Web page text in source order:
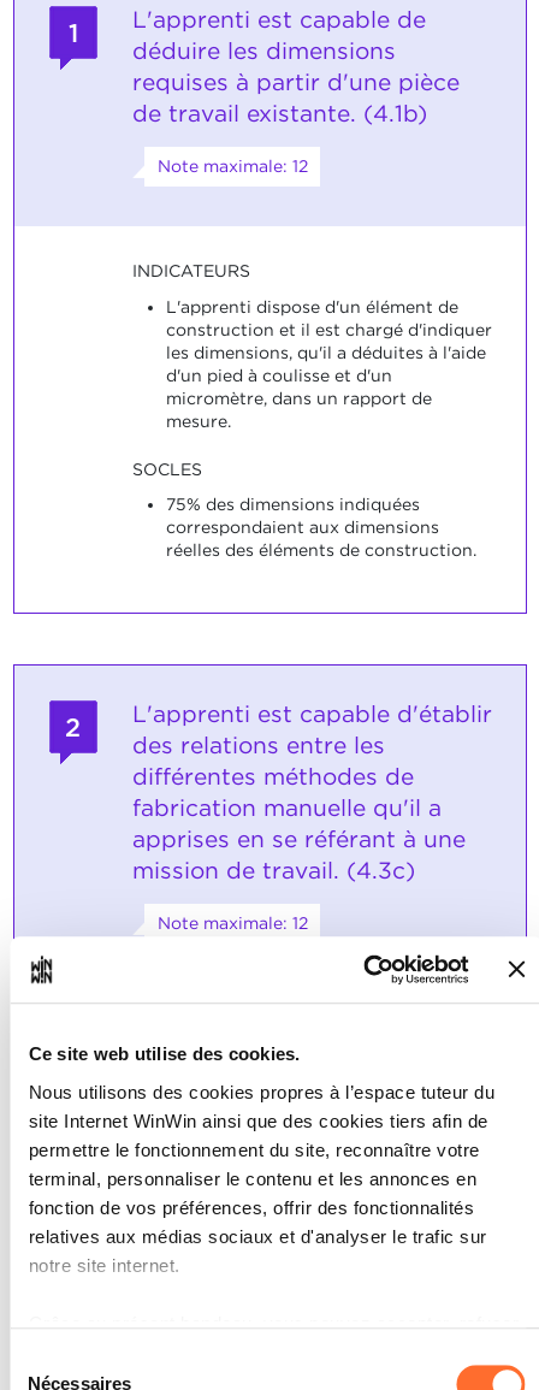
Ce site web utilise des cookies.
Nous utilisons des cookies propres à l’espace tuteur du
site Internet WinWin ainsi que des cookies tiers afin de
permettre le fonctionnement du site, reconnaître votre
terminal, personnaliser le contenu et les annonces en
fonction de vos préférences, offrir des fonctionnalités
relatives aux médias sociaux et d'analyser le trafic sur
notre site internet.
l’exception des cookies strictement nécessaires au
Nécessaires
1
L'apprenti est capable de
déduire les dimensions
requises à partir d'une pièce
de travail existante. (4.1b)
Note maximale: 12
INDICATEURS
L'apprenti dispose d'un élément de
construction et il est chargé d'indiquer
les dimensions, qu'il a déduites à l'aide
d'un pied à coulisse et d'un
micromètre, dans un rapport de
mesure.
SOCLES
75% des dimensions indiquées
correspondaient aux dimensions
réelles des éléments de construction.
2
L'apprenti est capable d'établir
des relations entre les
différentes méthodes de
fabrication manuelle qu'il a
apprises en se référant à une
mission de travail. (4.3c)
Note maximale: 12
L'apprenti dispose d'un schéma.
L'apprenti explique les tâches
partielles respectives dans un rapport
de travail.
L'apprenti rédige un rapport de travail
faisant état des méthodes de
fabrication, des machines et des outils.
SOCLES
fabriquer la pièce de travail de manière